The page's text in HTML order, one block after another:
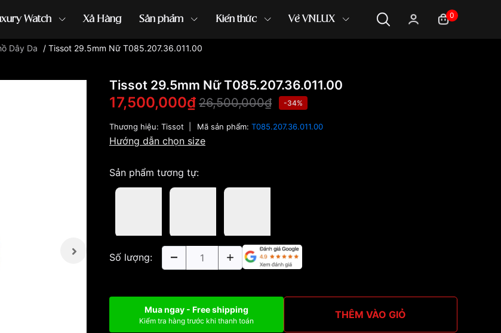
Watch Xả Hàng Sản phẩm Kiến thức Về VNLUX 0
đồng hồ Orient ...
Dây Da / Tissot 29.5mm Nữ T085.207.36.011.00
Tissot 29.5mm Nữ T085.207.36.011.00
17,500,000₫ 26,500,000₫ -34%
Thương hiệu: Tissot Mã sản phẩm: T085.207.36.011.00
Hướng dẫn chọn size
Sản phẩm tương tự:
Số lượng:
Mua ngay - Free shipping
Kiểm tra hàng trước khi thanh toán THÊM VÀO GIỎ